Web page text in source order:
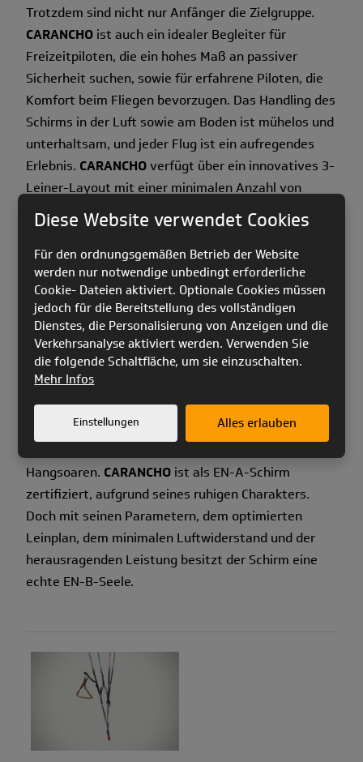
Trotzdem sind nicht nur Anfänger die Zielgruppe.
CARANCHO ist auch ein idealer Begleiter für
Freizeitpiloten, die ein hohes Maß an passiver
Sicherheit suchen, sowie für erfahrene Piloten, die
Komfort beim Fliegen bevorzugen. Das Handling des
Schirms in der Luft sowie am Boden ist mühelos und
unterhaltsam, und jeder Flug ist ein aufregendes
Erlebnis. CARANCHOverfügt über ein innovatives 3-
Leiner-Layout mit einer minimalen Anzahl von
Leinen, was zu einer erheblichen Reduzierung des
aerodynamischen Widerstands führt. Die Form der
Vorderkante und der Einlassöffnungen ist optimiert,
um beispielsweise das Strömungsverhalten und die
Pitchbewegung zu verbessern sowie die Resistenz
gegen Einklapper zu erhöhen. CARANCHOist ein
erstaunlicher Allround-Gleitschirm. Seine semi-
leichte Konstruktion ist perfekt für Hike & Fly. Der
Schirm glänzt durch hohe Leistung und
hervorragende Gleiteigenschaften und ermutigt zu
XC-Flügen. Darüber hinaus inspiriert das sanfte
Hangsoaren. CARANCHO ist als EN-A-Schirm
zertifiziert, aufgrund seines ruhigen Charakters.
Doch mit seinen Parametern, dem optimierten
Leinplan, dem minimalen Luftwiderstand und der
herausragenden Leistung besitzt der Schirm eine
echte EN-B-Seele.
Diese Website verwendet Cookies
Für den ordnungsgemäßen Betrieb der Website
werden nur notwendige unbedingt erforderliche
Cookie- Dateien aktiviert. Optionale Cookies müssen
jedoch für die Bereitstellung des vollständigen
Dienstes, die Personalisierung von Anzeigen und die
Verkehrsanalyse aktiviert werden. Verwenden Sie
die folgende Schaltfläche, um sie einzuschalten.
Mehr Infos
Einstellungen Alles erlauben